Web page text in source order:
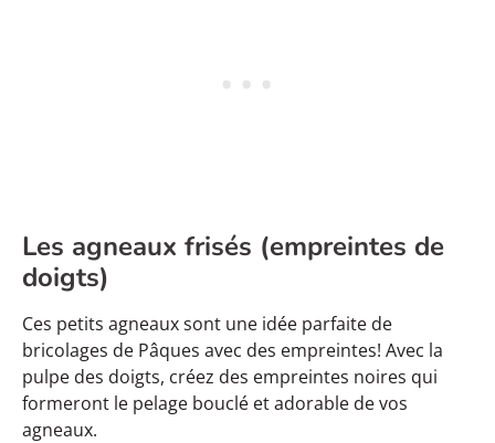
Les agneaux frisés (empreintes de
doigts)
Ces petits agneaux sont une idée parfaite de
bricolages de Pâques avec des empreintes! Avec la
pulpe des doigts, créez des empreintes noires qui
formeront le pelage bouclé et adorable de vos
agneaux.